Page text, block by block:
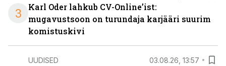
3
Karl Oder lahkub CV-Online’ist:
mugavustsoon on turundaja karjääri suurim
komistuskivi
UUDISED 03.08.26, 13:57